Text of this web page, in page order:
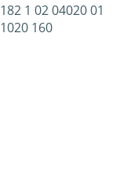
182 1 02 04020 01
1020 160